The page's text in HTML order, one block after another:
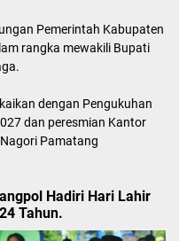
Pemerintah Kabupaten
rangka mewakili Bupati
dengan Pengukuhan
dan peresmian Kantor
Pamatang
Hadiri Hari Lahir
Tahun.